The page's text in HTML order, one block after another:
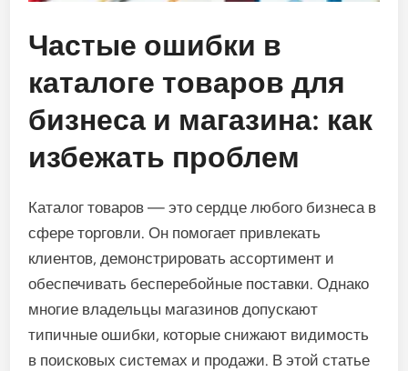
Частые ошибки в
каталоге товаров для
бизнеса и магазина: как
избежать проблем
Каталог товаров — это сердце любого бизнеса в
сфере торговли. Он помогает привлекать
клиентов, демонстрировать ассортимент и
обеспечивать бесперебойные поставки. Однако
многие владельцы магазинов допускают
типичные ошибки, которые снижают видимость
в поисковых системах и продажи. В этой статье